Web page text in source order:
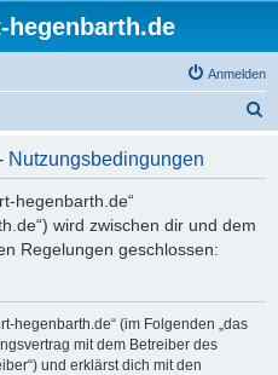
Anmelden
Nutzungsbedingungen
hegenbarth.de“
wird zwischen dir und dem
Regelungen geschlossen:
hegenbarth.de“ (im Folgenden „das
mit dem Betreiber des
und erklärst dich mit den